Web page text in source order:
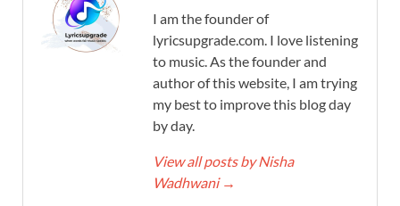
I am the founder of
lyricsupgrade.com. I love listening
to music. As the founder and
author of this website, I am trying
my best to improve this blog day
by day.
View all posts by Nisha
Wadhwani →